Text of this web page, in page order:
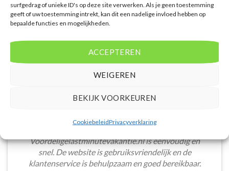
surfgedrag of unieke ID's op deze site verwerken. Als je geen toestemming
geeft of uw toestemming intrekt, kan dit een nadelige invloed hebben op
bepaalde functies en mogelijkheden.
ACCEPTEREN
WEIGEREN
BEKIJK VOORKEUREN
CookiebeleidPrivacyverklaring
Voordeligelastminutevakantie.nl is eenvoudig en
snel. De website is gebruiksvriendelijk en de
klantenservice is behulpzaam en goed bereikbaar.